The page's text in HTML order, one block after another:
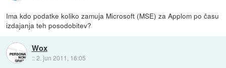
Ima kdo podatke koliko zamuja Microsoft (MSE) za Applom po času
izdajanja teh posodobitev?
Wox
::2. jun 2011, 16:05